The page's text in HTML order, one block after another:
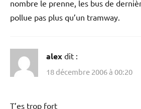
nombre le prenne, les bus de
pollue pas plus qu’un tramway.
alex dit :
18 décembre 2006 à 00:20
T’es trop fort